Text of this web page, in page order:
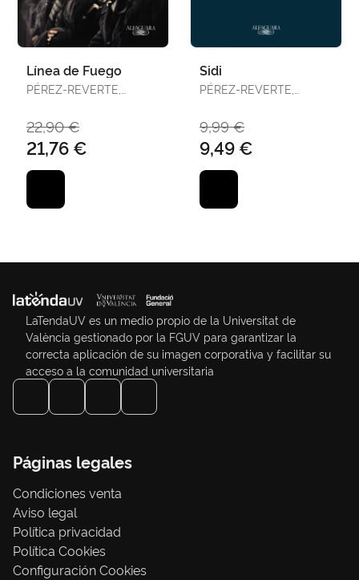
Línea de Fuego
PÉREZ-REVERTE,
22,90 €
21,76 €
Sidi
PÉREZ-REVERTE,
9,99 €
9,49 €
LaTendaUV es un medio propio de la Universitat de
València gestionado por la FGUV para garantizar la
correcta aplicación de su imagen corporativa y facilitar su
acceso a la comunidad universitaria
Páginas legales
Condiciones venta
Aviso legal
Política privacidad
Política Cookies
Configuración Cookies